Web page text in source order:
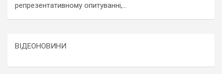
репрезентативному опитуванні,…
ВІДЕОНОВИНИ